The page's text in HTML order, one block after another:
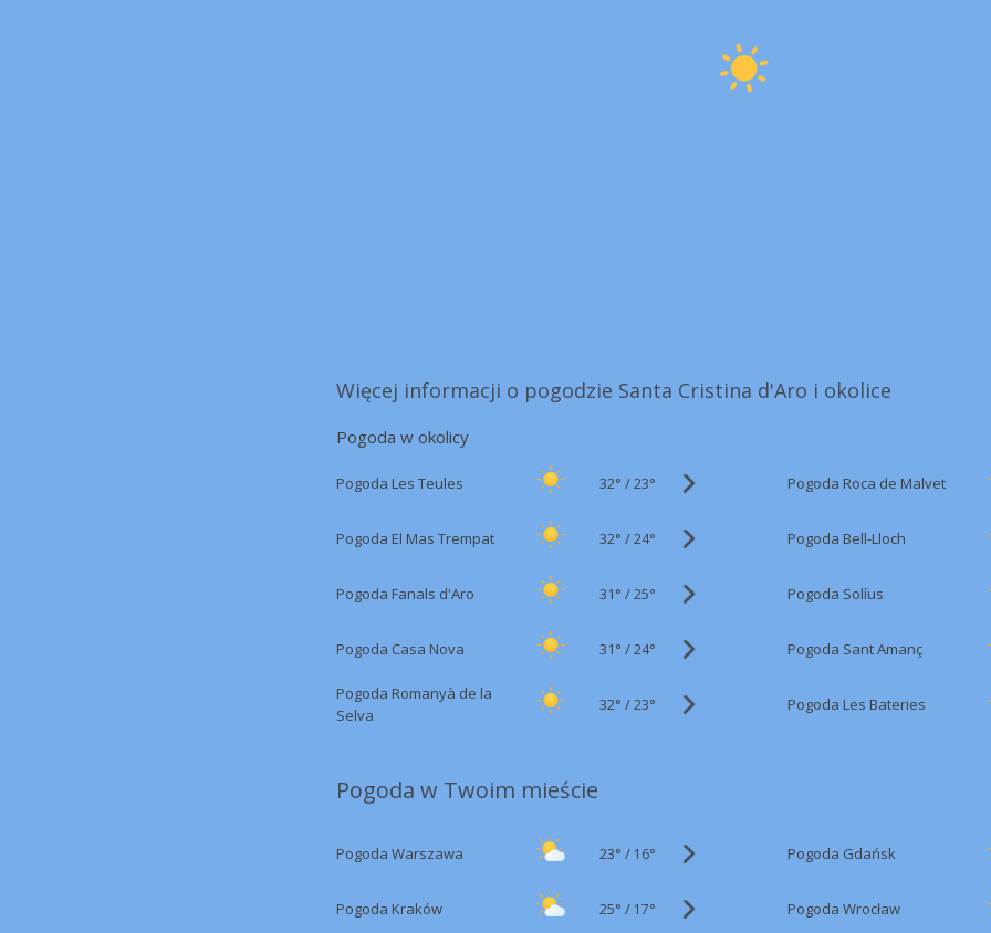
Więcej informacji o pogodzie Santa Cristina d'Aro i okolice
Pogoda w okolicy
Pogoda Les Teules 32° /23° Pogoda Roca de Malvet
Pogoda El Mas Trempat 32° /24° Pogoda Bell-Lloch
Pogoda Fanals d'Aro 31° /25° Pogoda Solíus
Pogoda Casa Nova 31° /24° Pogoda Sant Amanç
Pogoda Romanyà de la
Selva
32° /23° Pogoda Les Bateries
Pogoda w Twoim mieście
Pogoda Warszawa 23° / 16° Pogoda Gdańsk
Pogoda Kraków 25° / 17° Pogoda Wrocław